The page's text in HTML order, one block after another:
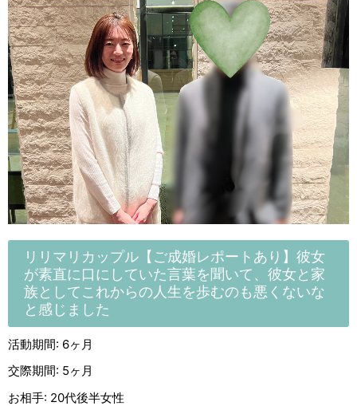
リリマリカップル【ご成婚レポートあり】彼女
が素直に口にしていた言葉を聞いて、彼女と家
族としてこれからの人生を歩むのも悪くないな
と感じました
活動期間: 6ヶ月
交際期間: 5ヶ月
お相手: 20代後半女性